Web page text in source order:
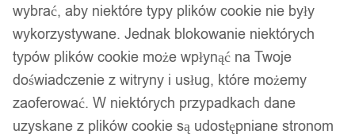
wybrać, aby niektóre typy plików cookie nie były
wykorzystywane. Jednak blokowanie niektórych
typów plików cookie może wpłynąć na Twoje
doświadczenie z witryny i usług, które możemy
zaoferować. W niektórych przypadkach dane
uzyskane z plików cookie są udostępniane stronom